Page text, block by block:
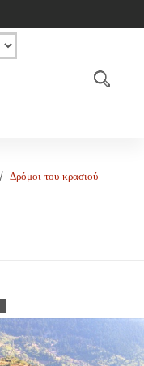
Δρόμοι του κρασιού